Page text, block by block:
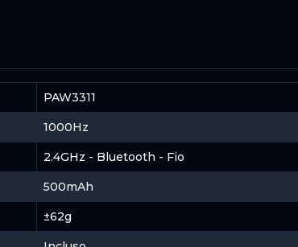
PAW3311
1000Hz
2.4GHz - Bluetooth - Fio
500mAh
±62g